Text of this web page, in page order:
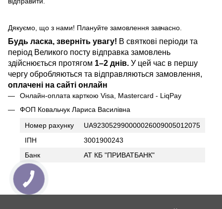
Дякуємо, що з нами! Плануйте замовлення завчасно.
Будь ласка, зверніть увагу! В святкові періоди та
період Великого посту відправка замовлень
здійснюється протягом 1–2 днів. У цей час в першу
чергу обробляються та відправляються замовлення,
оплачені на сайті онлайн
Онлайн-оплата карткою Visa, Mastercard - LiqPay
ФОП Ковальчук Лариса Василівна
Номер рахунку
UA923052990000026009005012075
ІПН
3001900243
Банк
АТ КБ "ПРИВАТБАНК"